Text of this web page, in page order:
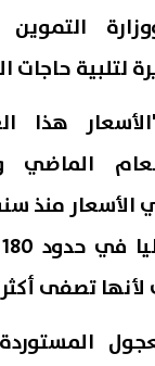
لتلبية
هذا
الماضي
الأسعار منذ
لأنها تصفى